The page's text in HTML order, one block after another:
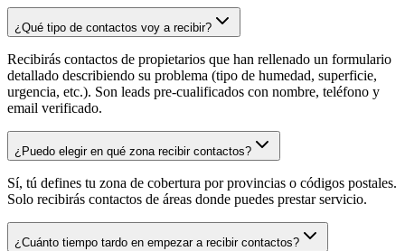
¿Qué tipo de contactos voy a recibir?
Recibirás contactos de propietarios que han rellenado un formulario
detallado describiendo su problema (tipo de humedad, superficie,
urgencia, etc.). Son leads pre-cualificados con nombre, teléfono y
email verificado.
¿Puedo elegir en qué zona recibir contactos?
Sí, tú defines tu zona de cobertura por provincias o códigos postales.
Solo recibirás contactos de áreas donde puedes prestar servicio.
¿Cuánto tiempo tardo en empezar a recibir contactos?